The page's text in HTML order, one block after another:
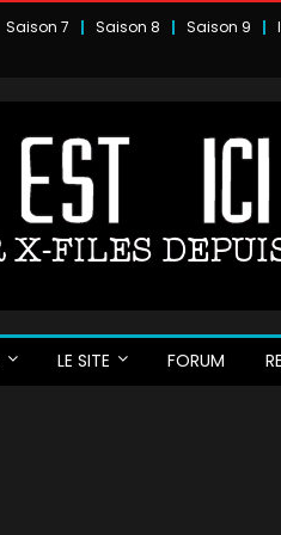
Saison 7 Saison 8 Saison 9
LE SITE FORUM